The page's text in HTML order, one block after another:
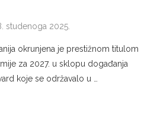
studenoga 2025.
okrunjena je prestižnom titulom
za 2027. u sklopu događanja
koje se održavalo u …